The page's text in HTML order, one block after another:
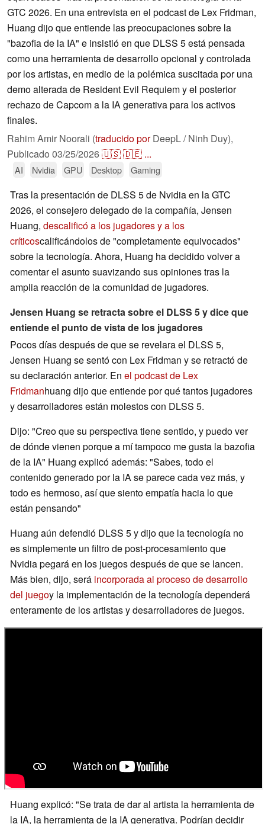
GTC 2026. En una entrevista en el podcast de Lex Fridman,
Huang dijo que entiende las preocupaciones sobre la
"bazofia de la IA" e insistió en que DLSS 5 está pensada
como una herramienta de desarrollo opcional y controlada
por los artistas, en medio de la polémica suscitada por una
demo alterada de Resident Evil Requiem y el posterior
rechazo de Capcom a la IA generativa para los activos
finales.
Rahim Amir Noorali (traducido porDeepL / Ninh Duy),
Publicado 03/25/2026🇺🇸🇩🇪 ...
AI Nvidia GPU Desktop Gaming
Tras la presentación de DLSS 5 de Nvidia en la GTC
2026, el consejero delegado de la compañía, Jensen
Huang, descalificó a los jugadores y a los
críticoscalificándolos de "completamente equivocados"
sobre la tecnología. Ahora, Huang ha decidido volver a
comentar el asunto suavizando sus opiniones tras la
amplia reacción de la comunidad de jugadores.
Jensen Huang se retracta sobre el DLSS 5 y dice que
entiende el punto de vista de los jugadores
Pocos días después de que se revelara el DLSS 5,
Jensen Huang se sentó con Lex Fridman y se retractó de
su declaración anterior. En el podcast de Lex
Fridmanhuang dijo que entiende por qué tantos jugadores
y desarrolladores están molestos con DLSS 5.
Dijo: "Creo que su perspectiva tiene sentido, y puedo ver
de dónde vienen porque a mí tampoco me gusta la bazofia
de la IA" Huang explicó además: "Sabes, todo el
contenido generado por la IA se parece cada vez más, y
todo es hermoso, así que siento empatía hacia lo que
están pensando"
Huang aún defendió DLSS 5 y dijo que la tecnología no
es simplemente un filtro de post-procesamiento que
Nvidia pegará en los juegos después de que se lancen.
Más bien, dijo, será incorporada al proceso de desarrollo
del juegoy la implementación de la tecnología dependerá
enteramente de los artistas y desarrolladores de juegos.
Huang explicó: "Se trata de dar al artista la herramienta de
la IA, la herramienta de la IA generativa. Podrían decidir